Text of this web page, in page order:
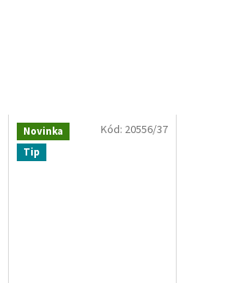
Novinka
Tip
Kód: 20556/37